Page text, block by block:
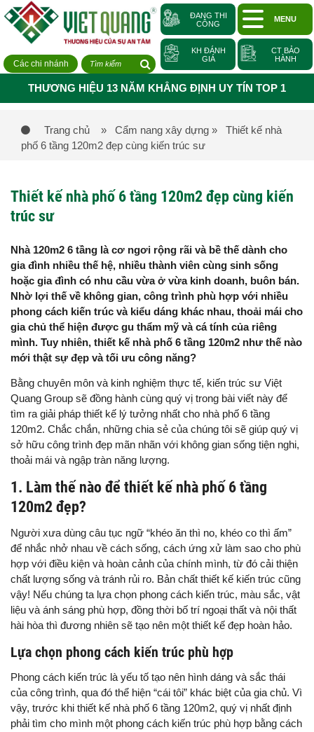
Các chi nhánh
ĐANG THI
CÔNG
MENU
KH ĐÁNH
GIÁ
CT BẢO
HÀNH
THƯƠNG HIỆU 13 NĂM KHẲNG ĐỊNH UY TÍN TOP 1
Trang chủ » Cẩm nang xây dựng » Thiết kế nhà
phố 6 tầng 120m2 đẹp cùng kiến trúc sư
Thiết kế nhà phố 6 tầng 120m2 đẹp cùng kiến
trúc sư
Nhà 120m2 6 tầng là cơ ngơi rộng rãi và bề thế dành cho
gia đình nhiều thế hệ, nhiều thành viên cùng sinh sống
hoặc gia đình có nhu cầu vừa ở vừa kinh doanh, buôn bán.
Nhờ lợi thế về không gian, công trình phù hợp với nhiều
phong cách kiến trúc và kiểu dáng khác nhau, thoải mái cho
gia chủ thể hiện được gu thẩm mỹ và cá tính của riêng
mình. Tuy nhiên, thiết kế nhà phố 6 tầng 120m2 như thế nào
mới thật sự đẹp và tối ưu công năng?
Bằng chuyên môn và kinh nghiệm thực tế, kiến trúc sư Việt
Quang Group sẽ đồng hành cùng quý vị trong bài viết này để
tìm ra giải pháp thiết kế lý tưởng nhất cho nhà phố 6 tầng
120m2. Chắc chắn, những chia sẻ của chúng tôi sẽ giúp quý vị
sở hữu công trình đẹp mãn nhãn với không gian sống tiện nghi,
thoải mái và ngập tràn năng lượng.
1. Làm thế nào để thiết kế nhà phố 6 tầng
120m2 đẹp?
Người xưa dùng câu tục ngữ “khéo ăn thì no, khéo co thì ấm”
để nhắc nhở nhau về cách sống, cách ứng xử làm sao cho phù
hợp với điều kiện và hoàn cảnh của chính mình, từ đó cải thiện
chất lượng sống và tránh rủi ro. Bản chất thiết kế kiến trúc cũng
vậy! Nếu chúng ta lựa chọn phong cách kiến trúc, màu sắc, vật
liệu và ánh sáng phù hợp, đồng thời bố trí ngoại thất và nội thất
hài hòa thì đương nhiên sẽ tạo nên một thiết kế đẹp hoàn hảo.
Lựa chọn phong cách kiến trúc phù hợp
Phong cách kiến trúc là yếu tố tạo nên hình dáng và sắc thái
của công trình, qua đó thể hiện “cái tôi” khác biệt của gia chủ. Vì
vậy, trước khi thiết kế nhà phố 6 tầng 120m2, quý vị nhất định
phải tìm cho mình một phong cách kiến trúc phù hợp bằng cách